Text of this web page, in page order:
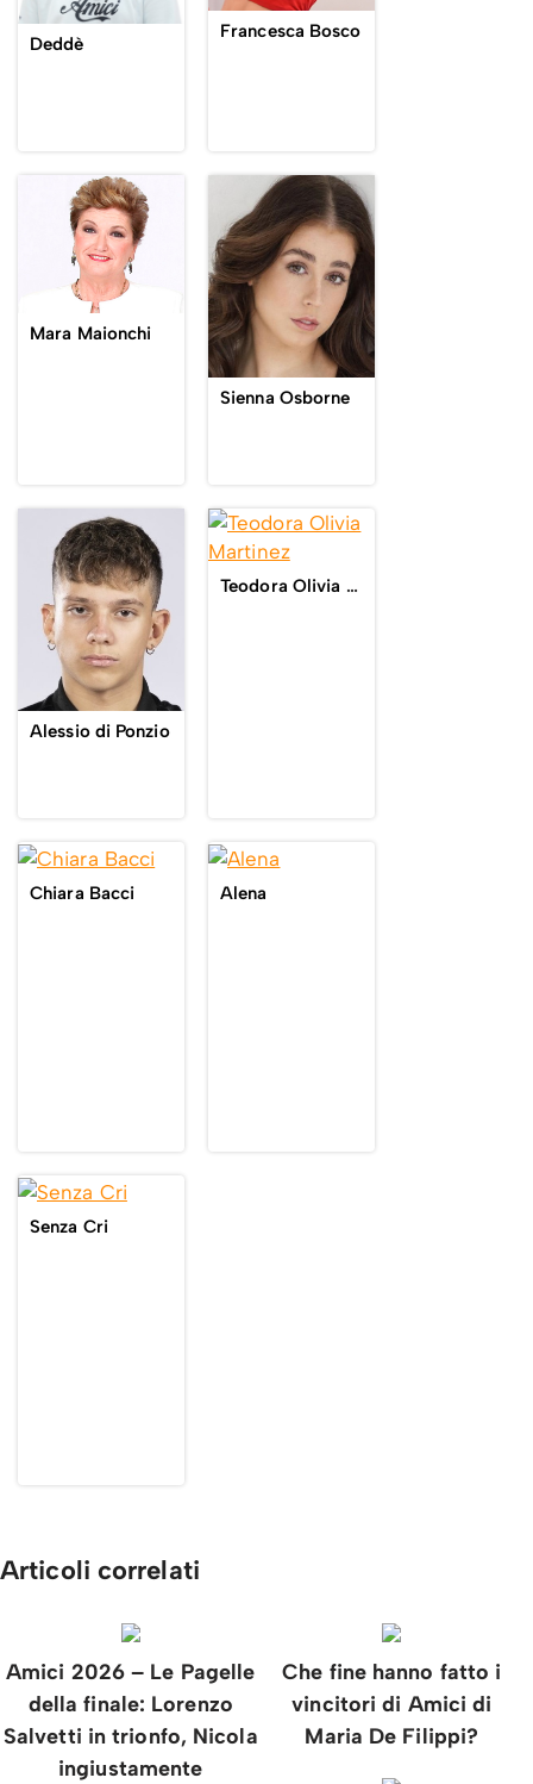
Deddè
Francesca Bosco
Mara Maionchi
Sienna Osborne
Alessio di Ponzio
Teodora Olivia Martinez
Chiara Bacci Alena
Senza Cri
Articoli correlati
Amici 2026 – Le Pagelle
della finale: Lorenzo
Salvetti in trionfo, Nicola
ingiustamente
Che fine hanno fatto i
vincitori di Amici di
Maria De Filippi?